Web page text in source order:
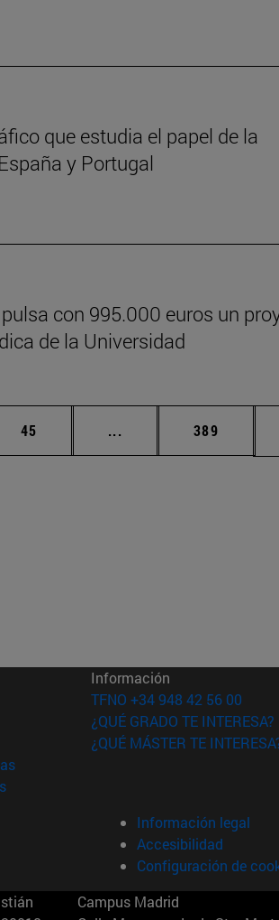
que estudia el papel de la
y Portugal
con 995.000 euros un
de la Universidad
Página
45 ... Páginas intermedias
Página
389
ventana)
ventana)
en nueva ventana)
(abre en nueva ventana)
(abre en nueva ventana)
Información
TFNO +34 948 42 56 00
¿QUÉ GRADO TE INTERESA?
¿QUÉ MÁSTER TE
Información legal
Accesibilidad
Configuración de
Campus Madrid